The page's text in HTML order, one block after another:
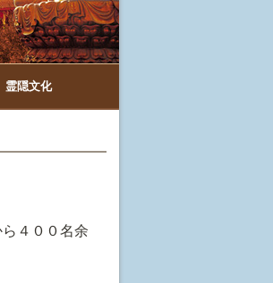
霊隠文化
４００名余